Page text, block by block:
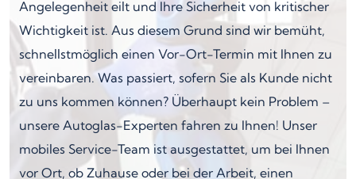
Angelegenheit eilt und Ihre Sicherheit von kritischer
Wichtigkeit ist. Aus diesem Grund sind wir bemüht,
schnellstmöglich einen Vor-Ort-Termin mit Ihnen zu
vereinbaren. Was passiert, sofern Sie als Kunde nicht
zu uns kommen können? Überhaupt kein Problem –
unsere Autoglas-Experten fahren zu Ihnen! Unser
mobiles Service-Team ist ausgestattet, um bei Ihnen
vor Ort, ob Zuhause oder bei der Arbeit, einen